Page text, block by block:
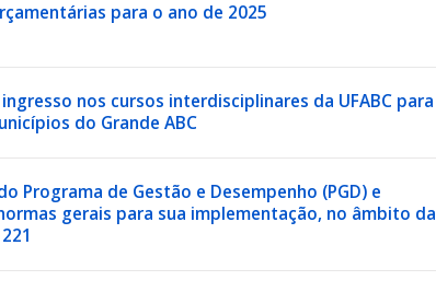
para o ano de 2025
nos cursos interdisciplinares da UFABC para
do Grande ABC
Programa de Gestão e Desempenho (PGD) e
gerais para sua implementação, no âmbito da